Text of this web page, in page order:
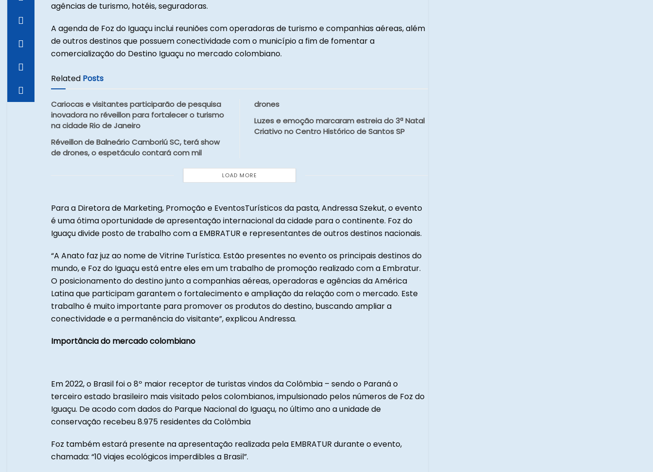
agências de turismo, hotéis, seguradoras.
A agenda de Foz do Iguaçu inclui reuniões com operadoras de turismo e companhias aéreas, além
de outros destinos que possuem conectividade com o município a fim de fomentar a
comercialização do Destino Iguaçu no mercado colombiano.
Related Posts
Cariocas e visitantes participarão de pesquisa
inovadora no réveillon para fortalecer o turismo
na cidade Rio de Janeiro
Réveillon de Balneário Camboriú SC, terá show
de drones, o espetáculo contará com mil
drones
Luzes e emoção marcaram estreia do 3ª Natal
Criativo no Centro Histórico de Santos SP
LOAD MORE
Para a Diretora de Marketing, Promoção e EventosTurísticos da pasta, Andressa Szekut, o evento
é uma ótima oportunidade de apresentação internacional da cidade para o continente. Foz do
Iguaçu divide posto de trabalho com a EMBRATUR e representantes de outros destinos nacionais.
“A Anato faz juz ao nome de Vitrine Turística. Estão presentes no evento os principais destinos do
mundo, e Foz do Iguaçu está entre eles em um trabalho de promoção realizado com a Embratur.
O posicionamento do destino junto a companhias aéreas, operadoras e agências da América
Latina que participam garantem o fortalecimento e ampliação da relação com o mercado. Este
trabalho é muito importante para promover os produtos do destino, buscando ampliar a
conectividade e a permanência do visitante”, explicou Andressa.
Importância do mercado colombiano
Em 2022, o Brasil foi o 8º maior receptor de turistas vindos da Colômbia – sendo o Paraná o
terceiro estado brasileiro mais visitado pelos colombianos, impulsionado pelos números de Foz do
Iguaçu. De acodo com dados do Parque Nacional do Iguaçu, no último ano a unidade de
conservação recebeu 8.975 residentes da Colômbia
Foz também estará presente na apresentação realizada pela EMBRATUR durante o evento,
chamada: “10 viajes ecológicos imperdibles a Brasil”.